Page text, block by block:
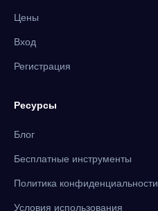
Цены
Вход
Регистрация
Ресурсы
Блог
Бесплатные инструменты
Политика конфиденциальности
Условия использования